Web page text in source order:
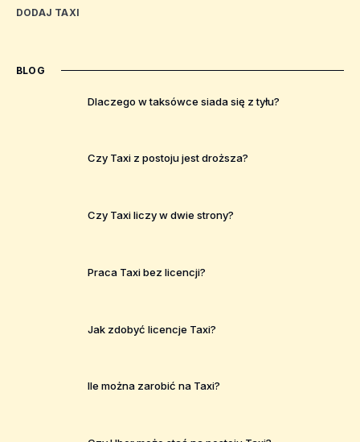
DODAJ TAXI
BLOG
Dlaczego w taksówce siada się z tyłu?
Czy Taxi z postoju jest droższa?
Czy Taxi liczy w dwie strony?
Praca Taxi bez licencji?
Jak zdobyć licencje Taxi?
Ile można zarobić na Taxi?